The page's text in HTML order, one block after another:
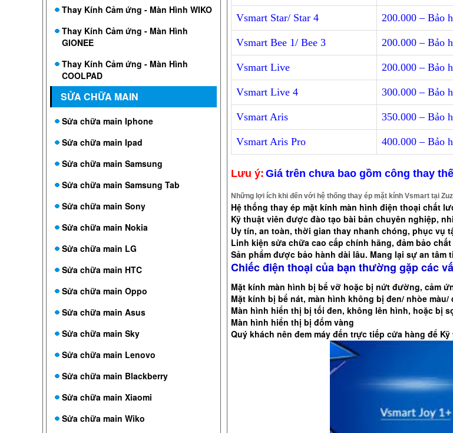
Vsmart Star/ Star 4 200.000 – Bảo
Vsmart Bee 1/ Bee 3 200.000 – Bảo
Vsmart Live 200.000 – Bảo
Vsmart Live 4 300.000 – Bảo
Vsmart Aris 350.000 – Bảo
Vsmart Aris Pro 400.000 – Bảo
Lưu ý: Giá trên chưa bao gồm công thay
Những lợi ích khi đến với hệ thống thay ép mặt kính Vsmart tại
Hệ thống thay ép mặt kính màn hình điện thoại chất
Kỹ thuật viên được đào tạo bài bản chuyên nghiệp,
Uy tín, an toàn, thời gian thay nhanh chóng, phục vụ
Linh kiện sửa chữa cao cấp chính hãng, đảm bảo
Sản phẩm được bảo hành dài lâu. Mang lại sự an
Chiếc điện thoại của bạn thường gặp các
Mặt kính màn hình bị bể vỡ hoặc bị nứt đường, cảm
Mặt kính bị bể nát, màn hình không bị đen/ nhòe màu/
Màn hình hiển thị bị tối đen, không lên hình, hoặc bị
Màn hình hiển thị bị đốm vàng
Quý khách nên đem máy đến trực tiếp cửa hàng để
Thay Kính Cảm ứng - Màn Hình WIKO
Thay Kính Cảm ứng - Màn Hình
GIONEE
Thay Kính Cảm ứng - Màn Hình
COOLPAD
SỬA CHỮA MAIN
Sửa chữa main Iphone
Sửa chữa main Ipad
Sửa chữa main Samsung
Sửa chữa main Samsung Tab
Sửa chữa main Sony
Sửa chữa main Nokia
Sửa chữa main LG
Sửa chữa main HTC
Sửa chữa main Oppo
Sửa chữa main Asus
Sửa chữa main Sky
Sửa chữa main Lenovo
Sửa chữa main Blackberry
Sửa chữa main Xiaomi
Sửa chữa main Wiko